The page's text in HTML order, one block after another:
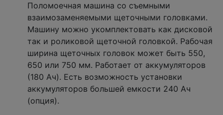
Поломоечная машина со съемными
взаимозаменяемыми щеточными головками.
Машину можно укомплектовать как дисковой
так и роликовой щеточной головкой. Рабочая
ширина щеточных головок может быть 550,
650 или 750 мм. Работает от аккумуляторов
(180 Ач). Есть возможность установки
аккумуляторов большей емкости 240 Ач
(опция).